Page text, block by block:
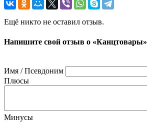
Ещё никто не оставил отзыв.
Напишите свой отзыв о «Канцтовары»
Имя / Псевдоним
Плюсы
Минусы